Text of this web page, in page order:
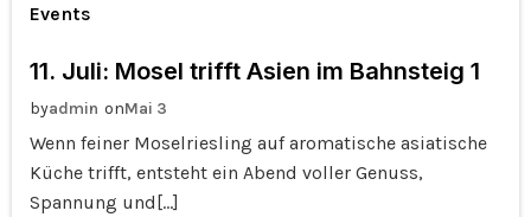
Events
11. Juli: Mosel trifft Asien im Bahnsteig 1
byadmin onMai 3
Wenn feiner Moselriesling auf aromatische asiatische
Küche trifft, entsteht ein Abend voller Genuss,
Spannung und[…]